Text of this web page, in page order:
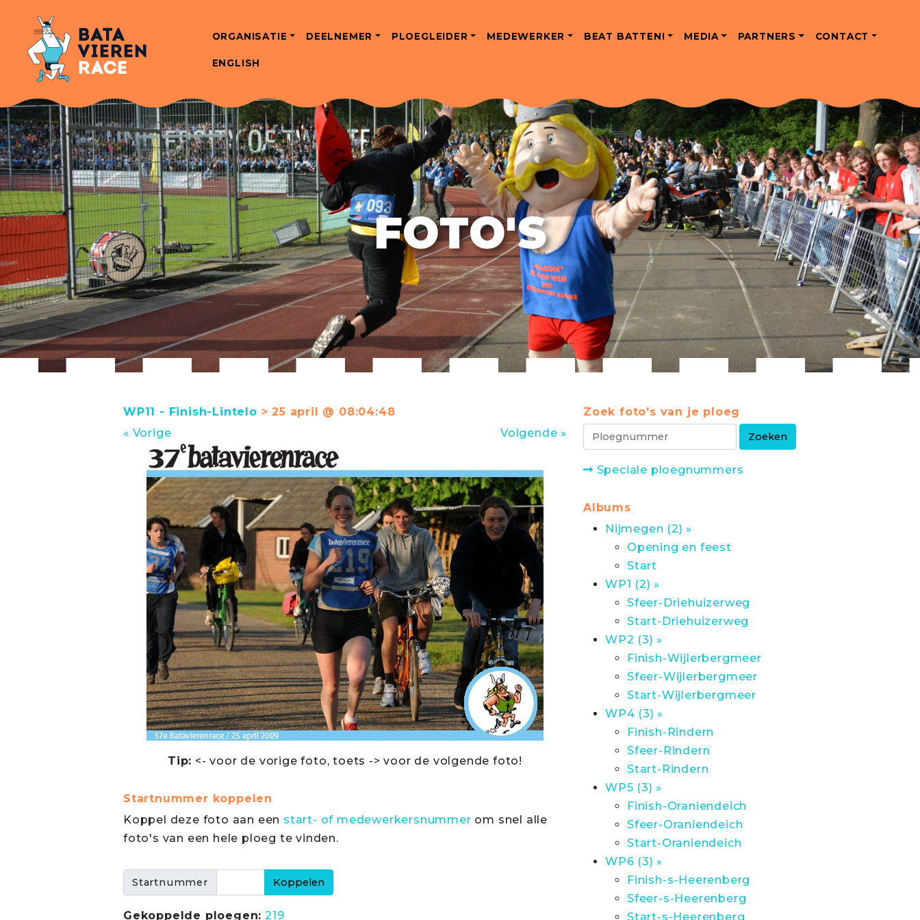
ORGANISATIE DEELNEMER PLOEGLEIDER MEDEWERKER BEAT BATTEN! MEDIA PARTNERS CONTACT
ENGLISH
FOTO'S
WP11 - Finish-Lintelo > 25 april @ 08:04:48
« Vorige
Volgende »
Tip: <- voor de vorige foto, toets -> voor de volgende foto!
Startnummer koppelen
Koppel deze foto aan een start- of medewerkersnummer om snel alle
foto's van een hele ploeg te vinden.
Startnummer
Gekoppelde ploegen: 219
Zoek foto's van je ploeg
Speciale ploegnummers
Albums
Nijmegen (2) »
Opening en feest
Start
WP1 (2) »
Sfeer-Driehuizerweg
Start-Driehuizerweg
WP2 (3) »
Finish-Wijlerbergmeer
Sfeer-Wijlerbergmeer
Start-Wijlerbergmeer
WP4 (3) »
Finish-Rindern
Sfeer-Rindern
Start-Rindern
WP5 (3) »
Finish-Oraniendeich
Sfeer-Oraniendeich
Start-Oraniendeich
WP6 (3) »
Finish-s-Heerenberg
Sfeer-s-Heerenberg
Start-s-Heerenberg